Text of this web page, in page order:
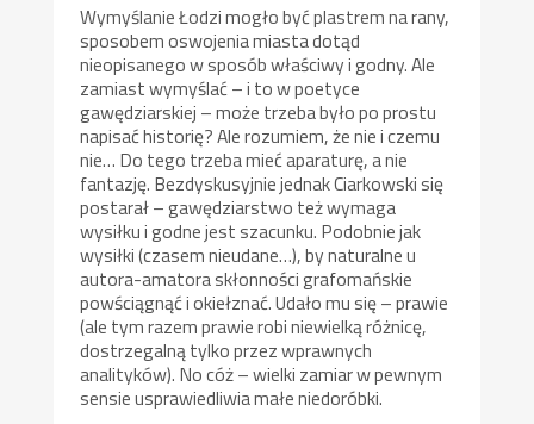
Wymyślanie Łodzi mogło być plastrem na rany,
sposobem oswojenia miasta dotąd
nieopisanego w sposób właściwy i godny. Ale
zamiast wymyślać – i to w poetyce
gawędziarskiej – może trzeba było po prostu
napisać historię? Ale rozumiem, że nie i czemu
nie… Do tego trzeba mieć aparaturę, a nie
fantazję. Bezdyskusyjnie jednak Ciarkowski się
postarał – gawędziarstwo też wymaga
wysiłku i godne jest szacunku. Podobnie jak
wysiłki (czasem nieudane…), by naturalne u
autora-amatora skłonności grafomańskie
powściągnąć i okiełznać. Udało mu się – prawie
(ale tym razem prawie robi niewielką różnicę,
dostrzegalną tylko przez wprawnych
analityków). No cóż – wielki zamiar w pewnym
sensie usprawiedliwia małe niedoróbki.